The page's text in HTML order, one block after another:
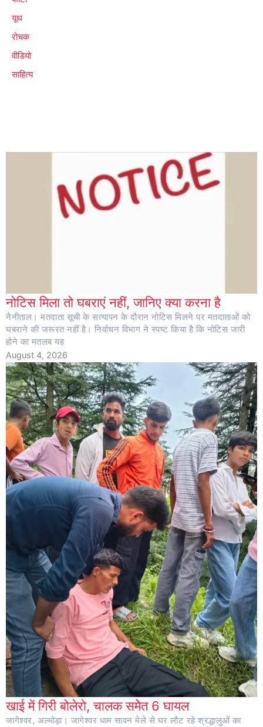
यूथ
रोचक
वीडियो
साहित्य
नोटिस मिला तो घबराएं नहीं, जानिए क्या करना है
नैनीताल। मतदाता सूची के सत्यापन के दौरान नोटिस मिलने पर मतदाताओं को
घबराने की जरूरत नहीं है। निर्वाचन विभाग ने स्पष्ट किया है कि नोटिस जारी
होने का मतलब यह
August 4, 2026
खाई में गिरी बोलेरो, चालक समेेत 6 घायल
जागेश्वर, अल्मोड़ा। जागेश्वर धाम सावन मेले से घर लौट रहे श्रद्धालुओं का